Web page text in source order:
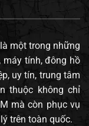
một trong những
máy tính, đông hồ
uy tín, trung tâm
thuộc không chỉ
mà còn phục vụ
trên toàn quốc.